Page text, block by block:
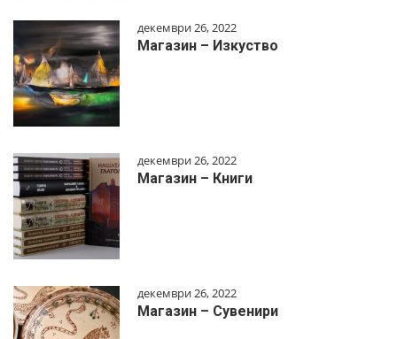
декември 26, 2022
Магазин – Изкуство
декември 26, 2022
Магазин – Книги
декември 26, 2022
Магазин – Сувенири